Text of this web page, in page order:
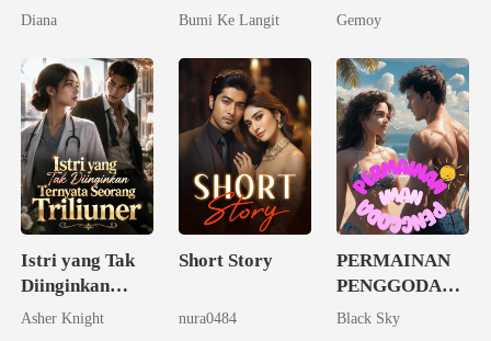
Adalah
Diana Bumi Ke Langit Gemoy
Istri yang Tak
Diinginkan
Ternyata
Asher Knight
Short Story
nura0484
PERMAINAN
PENGGODA
IMAN
Black Sky